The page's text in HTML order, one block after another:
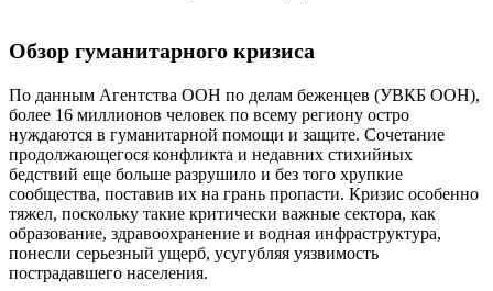
Обзор гуманитарного кризиса
По данным Агентства ООН по делам беженцев (УВКБ ООН),
более 16 миллионов человек по всему региону остро
нуждаются в гуманитарной помощи и защите. Сочетание
продолжающегося конфликта и недавних стихийных
бедствий еще больше разрушило и без того хрупкие
сообщества, поставив их на грань пропасти. Кризис особенно
тяжел, поскольку такие критически важные сектора, как
образование, здравоохранение и водная инфраструктура,
понесли серьезный ущерб, усугубляя уязвимость
пострадавшего населения.